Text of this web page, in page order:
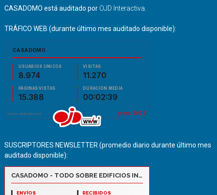
CASADOMO está auditado por OJD Interactiva
TRÁFICO WEB (durante último mes auditado disponible):
SUSCRIPTORES NEWSLETTER (promedio diario durante último mes
auditado disponible):